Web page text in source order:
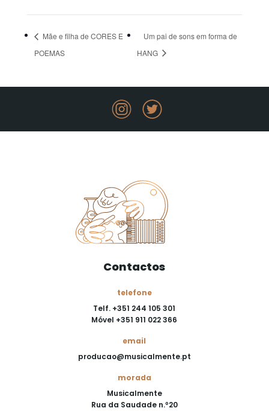
Mãe e filha de CORES E
POEMAS
Um pai de sons em forma de
HANG
Contactos
telefone
Telf. +351 244 105 301
Móvel +351 911 022 366
email
producao@musicalmente.pt
morada
Musicalmente
Rua da Saudade n.º20